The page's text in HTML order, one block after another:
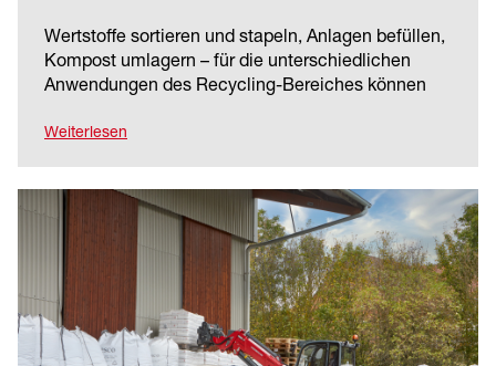
Wertstoffe sortieren und stapeln, Anlagen befüllen,
Kompost umlagern – für die unterschiedlichen
Anwendungen des Recycling-Bereiches können
beispielsweise mit geschäumten Reifen,
ausgestattet werden.
Weiterlesen